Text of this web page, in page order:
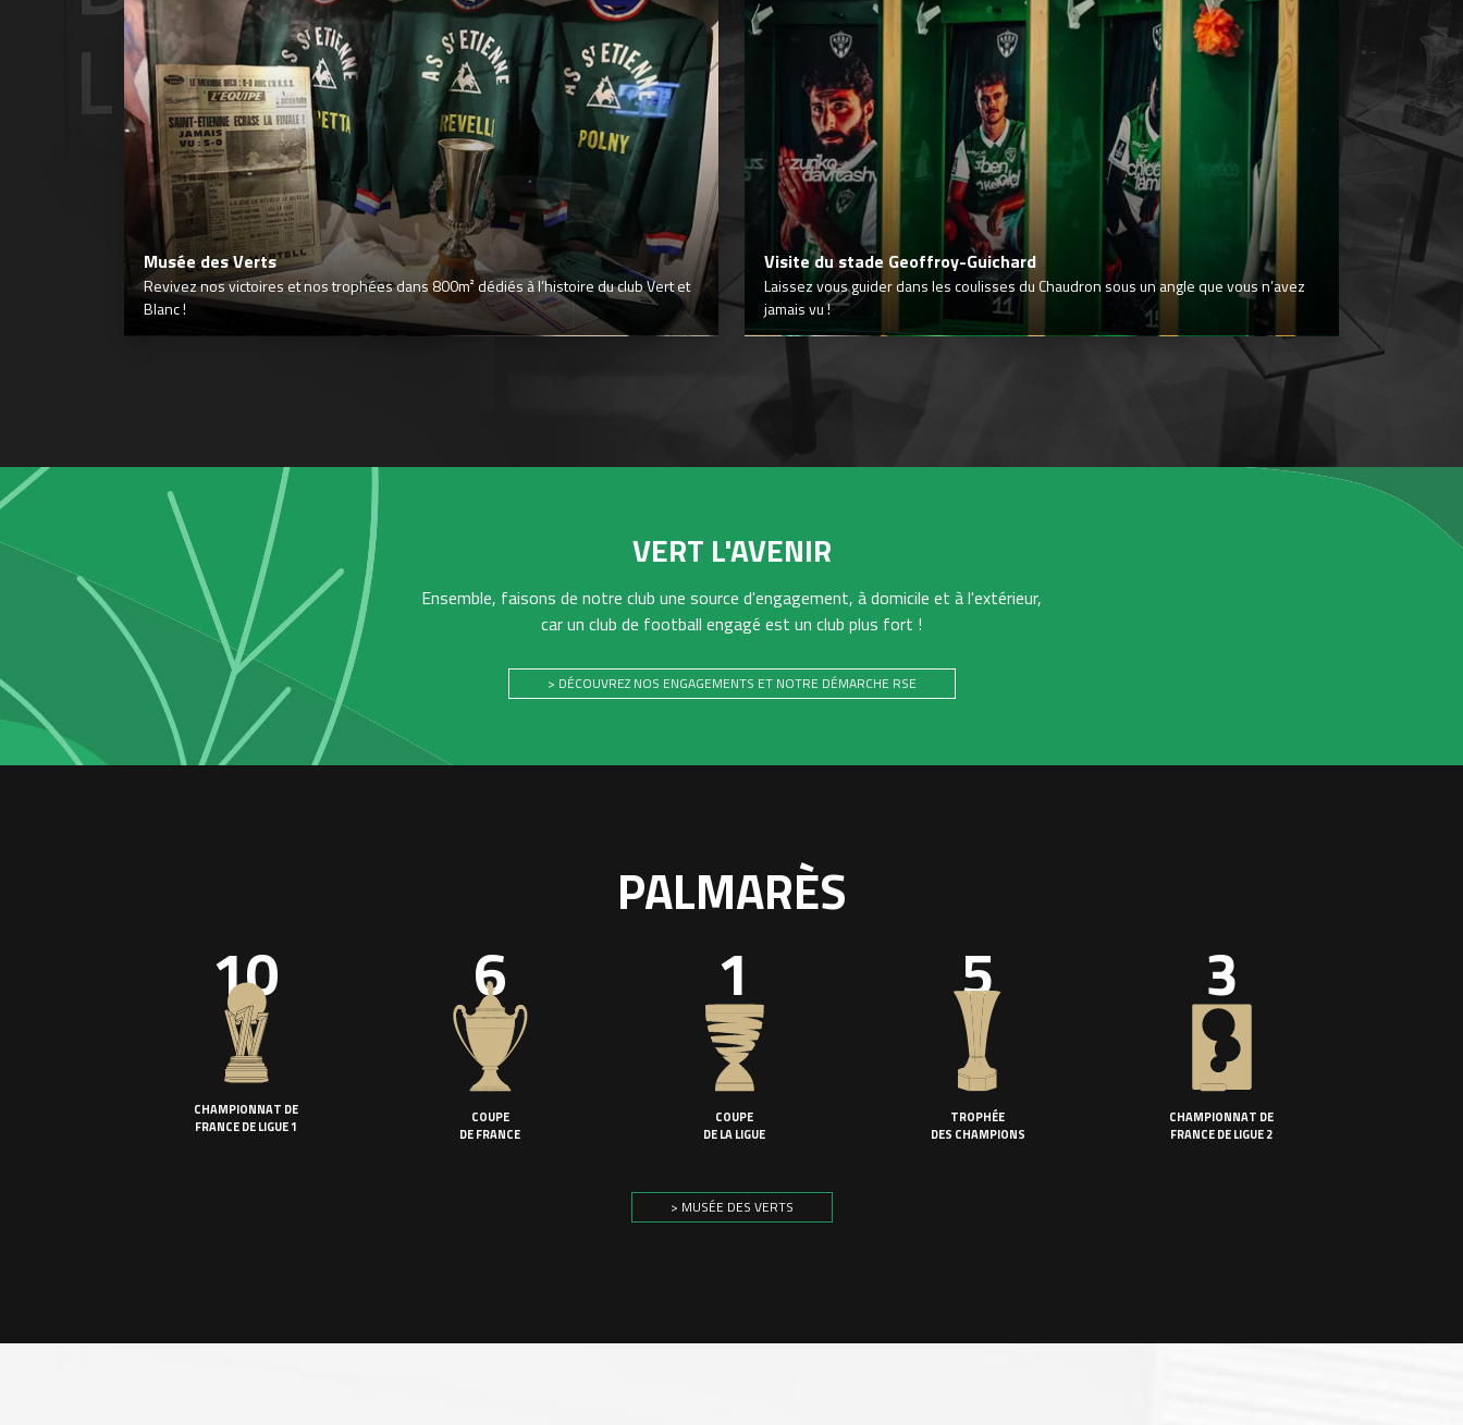
Musée des Verts
Revivez nos victoires et nos trophées dans 800m² dédiés à l’histoire du club Vert et
Blanc !
Visite du stade Geoffroy-Guichard
Laissez vous guider dans les coulisses du Chaudron sous un angle que vous n’avez
jamais vu !
VERT L'AVENIR
Ensemble, faisons de notre club une source d'engagement, à domicile et à l'extérieur,
car un club de football engagé est un club plus fort !
> DÉCOUVREZ NOS ENGAGEMENTS ET NOTRE DÉMARCHE RSE
PALMARÈS
10
CHAMPIONNAT DE
FRANCE DE LIGUE 1
6
COUPE
DE FRANCE
1
COUPE
DE LA LIGUE
5
TROPHÉE
DES CHAMPIONS
3
CHAMPIONNAT DE
FRANCE DE LIGUE 2
> MUSÉE DES VERTS